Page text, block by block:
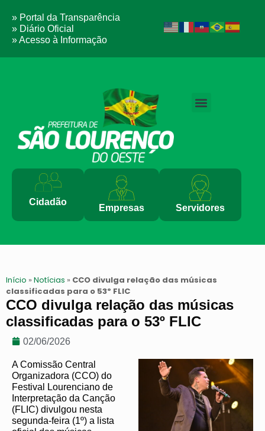
» Portal da Transparência
» Diário Oficial
» Acesso à Informação
Cidadão
Empresas Servidores
Início » Notícias » CCO divulga relação das músicas
classificadas para o 53º FLIC
CCO divulga relação das músicas
classificadas para o 53º FLIC
02/06/2026
A Comissão Central
Organizadora (CCO) do
Festival Lourenciano de
Interpretação da Canção
(FLIC) divulgou nesta
segunda-feira (1º) a lista